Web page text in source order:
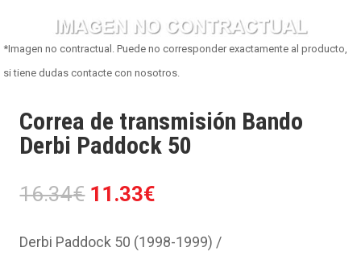
*Imagen no contractual. Puede no corresponder exactamente al producto,
si tiene dudas contacte con nosotros.
Correa de transmisión Bando
Derbi Paddock 50
16.34€ El
original
11.33€
actual
Derbi Paddock 50 (1998-1999) /